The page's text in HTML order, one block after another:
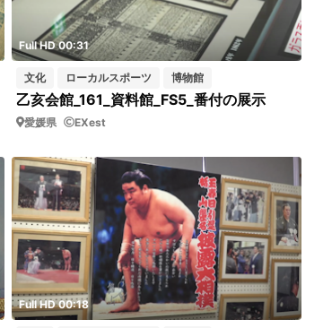
Full HD 00:31
文化 ローカルスポーツ 博物館
乙亥会館_161_資料館_FS5_番付の展示
愛媛県 EXest
Full HD 00:18